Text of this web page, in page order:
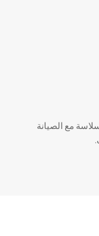
مع الصيانة